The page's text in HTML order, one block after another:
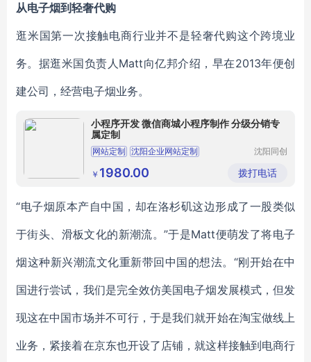
从电子烟到轻奢代购
逛米国第一次接触电商行业并不是轻奢代购这个跨境业
务。据逛米国负责人Matt向亿邦介绍，早在2013年便创
建公司，经营电子烟业务。
小程序开发 微信商城小程序制作 分级分销专
属定制
网站定制 沈阳企业网站定制
企业网站定制
沈阳同创
有限公司
￥ 1980.00 拨打电话
“电子烟原本产自中国，却在洛杉矶这边形成了一股类似
于街头、滑板文化的新潮流。”于是Matt便萌发了将电子
烟这种新兴潮流文化重新带回中国的想法。“刚开始在中
国进行尝试，我们是完全效仿美国电子烟发展模式，但发
现这在中国市场并不可行，于是我们就开始在淘宝做线上
业务，紧接着在京东也开设了店铺，就这样接触到电商行